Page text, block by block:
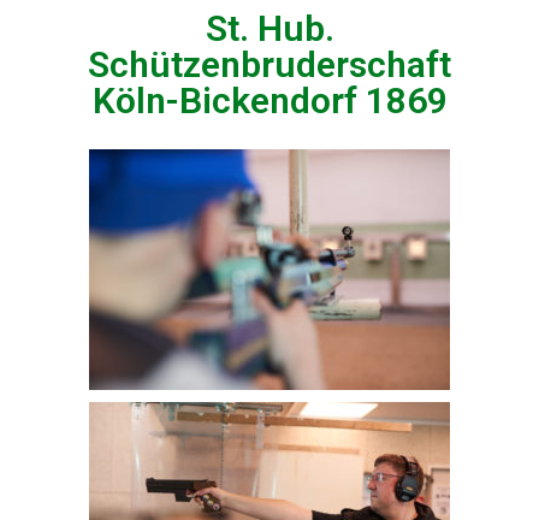
St. Hub.
Schützenbruderschaft
Köln-Bickendorf 1869